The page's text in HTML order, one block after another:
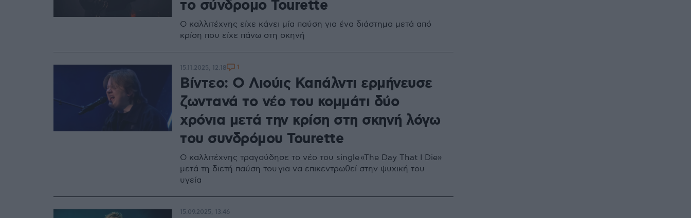
το σύνδρομο Tourette
Ο καλλιτέχνης είχε κάνει μία παύση για ένα διάστημα μετά από
κρίση που είχε πάνω στη σκηνή
Βίντεο: Ο Λιούις Καπάλντι ερμήνευσε
ζωντανά το νέο του κομμάτι δύο
χρόνια μετά την κρίση στη σκηνή λόγω
του συνδρόμου Tourette
Ο καλλιτέχνης τραγούδησε το νέο του single «The Day That I Die»
μετά τη διετή παύση του για να επικεντρωθεί στην ψυχική του
υγεία
15.11.2025, 12:18 1
15.09.2025, 13:46